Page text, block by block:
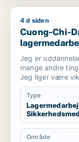
Cuong-Chi-Dao
4 d siden
Cuong-Chi-
Jeg er
mange andre
Jeg liger være
kan beviser at
Type
Område